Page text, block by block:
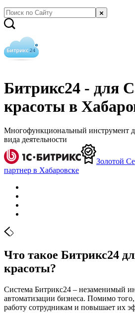
Битрикс24 - для
красоты в
Многофункциональный инструмент
вида деятельности
Золотой
партнер в Хабаровске
Что такое Битрикс24
красоты?
Система Битрикс24 – незаменимый
автоматизации бизнеса. Помимо
работу сотрудникам и повышает их